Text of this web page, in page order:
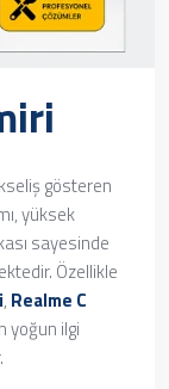
gösteren
yüksek
sayesinde
Özellikle
, Realme C
yoğun ilgi